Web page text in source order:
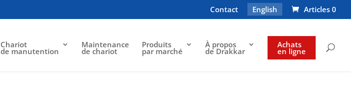
Contact English Articles 0
Chariot
de manutention
Maintenance
de chariot
Produits
par marché
À propos
de Drakkar
Achats
en ligne